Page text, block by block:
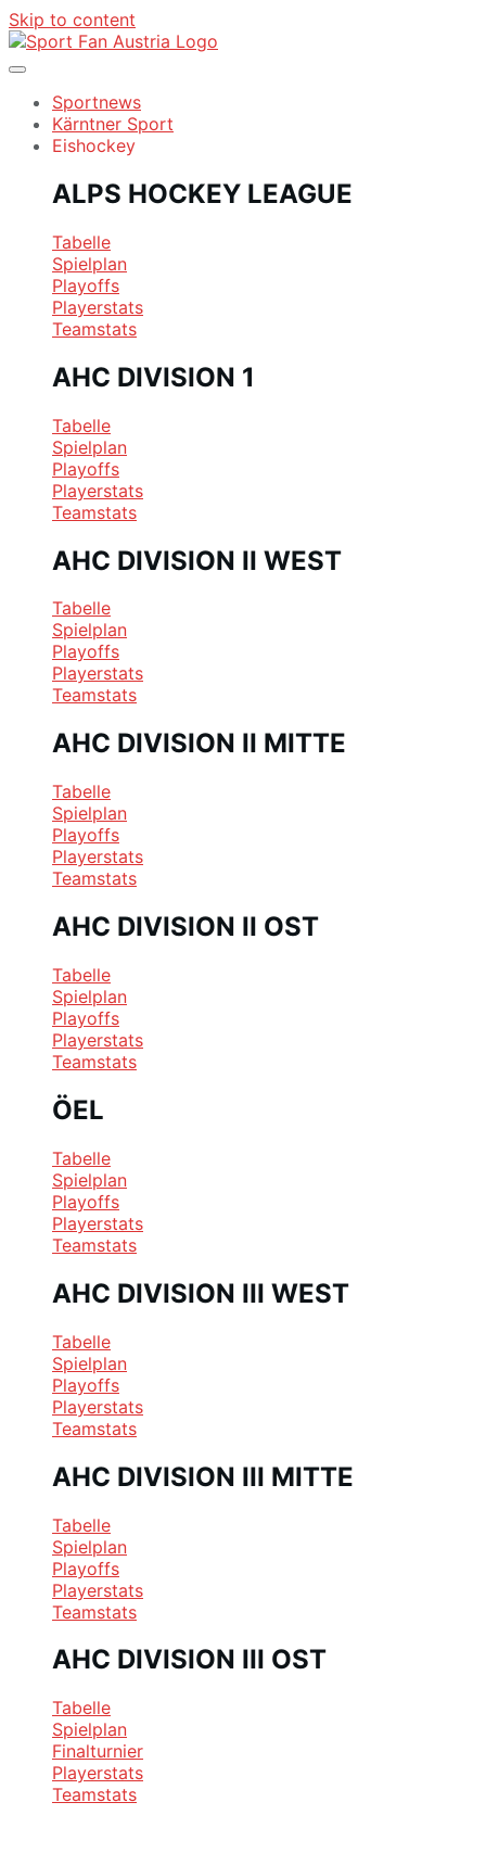
Skip to content
Sportnews
Kärntner Sport
Eishockey
ALPS HOCKEY LEAGUE
Tabelle
Spielplan
Playoffs
Playerstats
Teamstats
AHC DIVISION 1
Tabelle
Spielplan
Playoffs
Playerstats
Teamstats
AHC DIVISION II WEST
Tabelle
Spielplan
Playoffs
Playerstats
Teamstats
AHC DIVISION II MITTE
Tabelle
Spielplan
Playoffs
Playerstats
Teamstats
AHC DIVISION II OST
Tabelle
Spielplan
Playoffs
Playerstats
Teamstats
ÖEL
Tabelle
Spielplan
Playoffs
Playerstats
Teamstats
AHC DIVISION III WEST
Tabelle
Spielplan
Playoffs
Playerstats
Teamstats
AHC DIVISION III MITTE
Tabelle
Spielplan
Playoffs
Playerstats
Teamstats
AHC DIVISION III OST
Tabelle
Spielplan
Finalturnier
Playerstats
Teamstats